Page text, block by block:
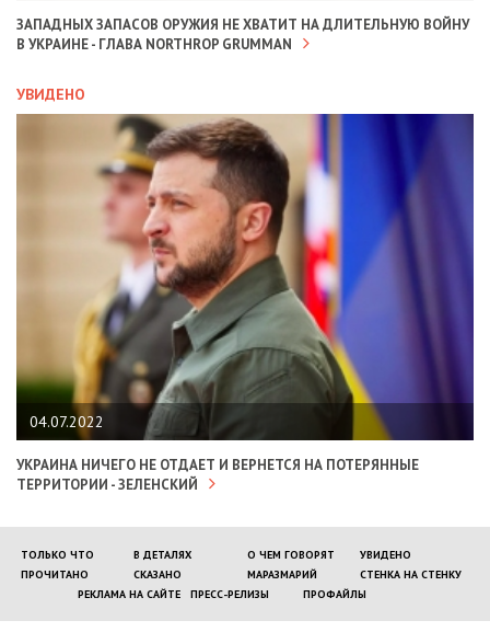
ЗАПАДНЫХ ЗАПАСОВ ОРУЖИЯ НЕ ХВАТИТ НА ДЛИТЕЛЬНУЮ ВОЙНУ
В УКРАИНЕ - ГЛАВА NORTHROP GRUMMAN
УВИДЕНО
04.07.2022
УКРАИНА НИЧЕГО НЕ ОТДАЕТ И ВЕРНЕТСЯ НА ПОТЕРЯННЫЕ
ТЕРРИТОРИИ - ЗЕЛЕНСКИЙ
ТОЛЬКО ЧТО В ДЕТАЛЯХ О ЧЕМ ГОВОРЯТ
УВИДЕНО
ПРОЧИТАНО
СКАЗАНО МАРАЗМАРИЙ
СТЕНКА НА СТЕНКУ
РЕКЛАМА НА САЙТЕ
ПРЕСС-РЕЛИЗЫ ПРОФАЙЛЫ